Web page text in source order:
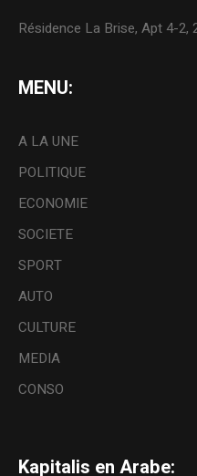
Résidence La Brise, Apt 4-2,
MENU:
A LA UNE
POLITIQUE
ECONOMIE
SOCIETE
SPORT
AUTO
CULTURE
MEDIA
CONSO
Kapitalis en Arabe: